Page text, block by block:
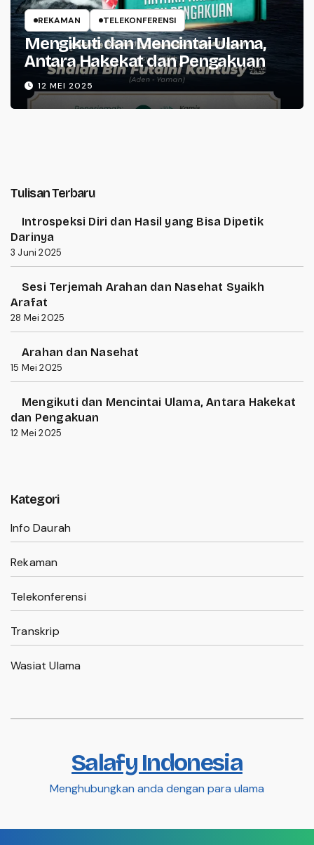
REKAMAN TELEKONFERENSI
Mengikuti dan Mencintai Ulama,
Antara Hakekat dan Pengakuan
12 MEI 2025
Tulisan Terbaru
Introspeksi Diri dan Hasil yang Bisa Dipetik
Darinya
3 Juni 2025
Sesi Terjemah Arahan dan Nasehat Syaikh
Arafat
28 Mei 2025
Arahan dan Nasehat
15 Mei 2025
Mengikuti dan Mencintai Ulama, Antara Hakekat
dan Pengakuan
12 Mei 2025
Kategori
Info Daurah
Rekaman
Telekonferensi
Transkrip
Wasiat Ulama
Salafy Indonesia
Menghubungkan anda dengan para ulama